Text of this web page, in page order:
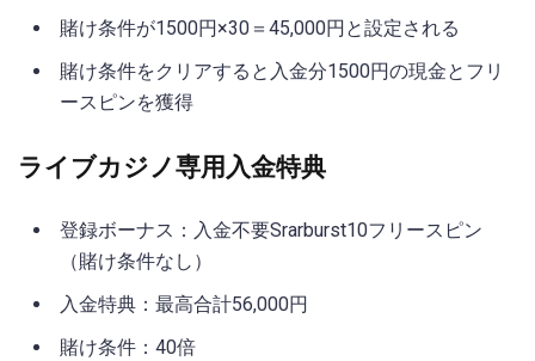
賭け条件が1500円×30＝45,000円と設定される
賭け条件をクリアすると入金分1500円の現金とフリ
ースピンを獲得
ライブカジノ専用入金特典
登録ボーナス：入金不要Srarburst10フリースピン
（賭け条件なし）
入金特典：最高合計56,000円
賭け条件：40倍